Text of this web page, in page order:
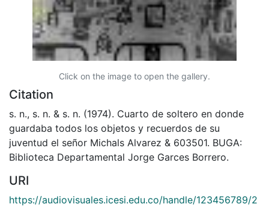
Click on the image to open the gallery.
Citation
s. n., s. n. & s. n. (1974). Cuarto de soltero en donde
guardaba todos los objetos y recuerdos de su
juventud el señor Michals Alvarez & 603501. BUGA:
Biblioteca Departamental Jorge Garces Borrero.
URI
https://audiovisuales.icesi.edu.co/handle/123456789/2